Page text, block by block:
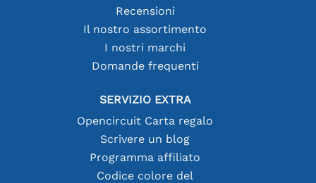
Recensioni
Il nostro assortimento
I nostri marchi
Domande frequenti
SERVIZIO EXTRA
Opencircuit Carta regalo
Scrivere un blog
Programma affiliato
Codice colore del